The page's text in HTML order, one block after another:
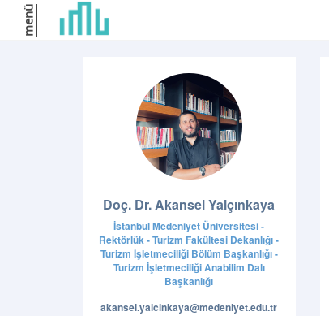
menü
Doç. Dr. Akansel Yalçınkaya
İstanbul Medeniyet Üniversitesi -
Rektörlük - Turizm Fakültesi Dekanlığı -
Turizm İşletmeciliği Bölüm Başkanlığı -
Turizm İşletmeciliği Anabilim Dalı
Başkanlığı
akansel.yalcinkaya@medeniyet.edu.tr